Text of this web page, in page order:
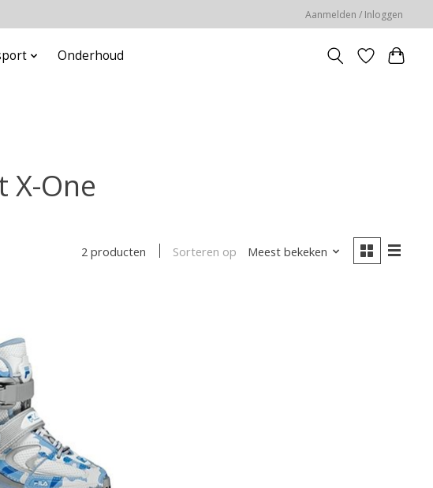
Aanmelden / Inloggen
Onderhoud
X-One
2 producten Sorteren op Meest bekeken